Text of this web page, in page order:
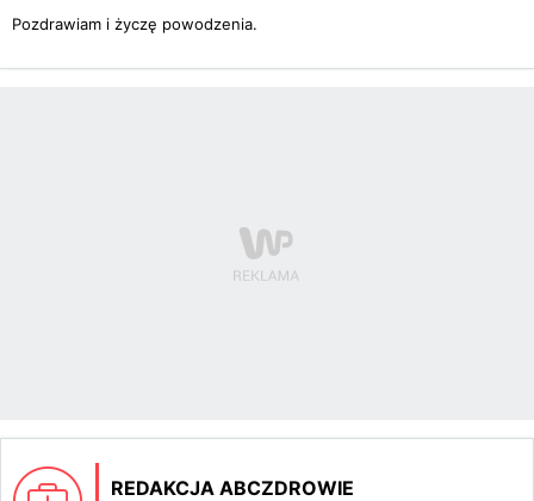
Pozdrawiam i życzę powodzenia.
REDAKCJA ABCZDROWIE